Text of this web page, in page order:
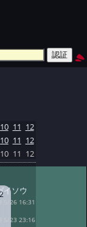
10 11 12
10 11 12
10 11 12
イソウ
5/26 16:31
5/23 23:16